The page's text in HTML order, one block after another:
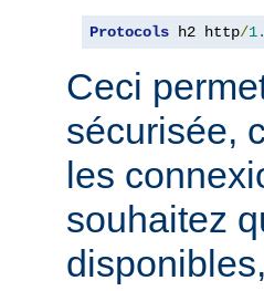
Protocols h2 http/
Ceci
sécurisée,
les
souhaitez